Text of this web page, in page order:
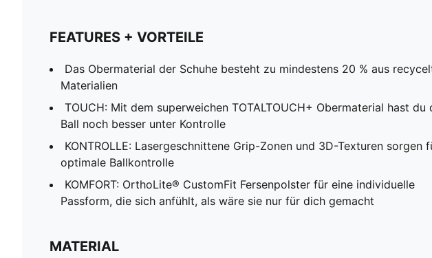
FEATURES + VORTEILE
Das Obermaterial der Schuhe besteht zu mindestens 20 % aus
Materialien
TOUCH: Mit dem superweichen TOTALTOUCH+ Obermaterial hast du
Ball noch besser unter Kontrolle
KONTROLLE: Lasergeschnittene Grip-Zonen und 3D-Texturen sorgen
optimale Ballkontrolle
KOMFORT: OrthoLite® CustomFit Fersenpolster für eine individuelle
Passform, die sich anfühlt, als wäre sie nur für dich gemacht
MATERIAL